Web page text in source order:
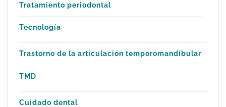
Tratamiento periodontal
Tecnología
Trastorno de la articulación temporomandibular
TMD
Cuidado dental